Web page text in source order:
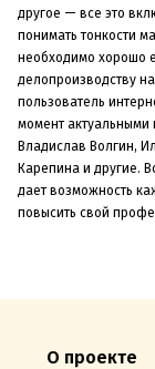
другое — все это
понимать тонкости
необходимо хорошо
делопроизводству
пользователь
момент актуальными
Владислав Волгин,
Карепина и другие.
дает возможность
повысить свой
О проекте